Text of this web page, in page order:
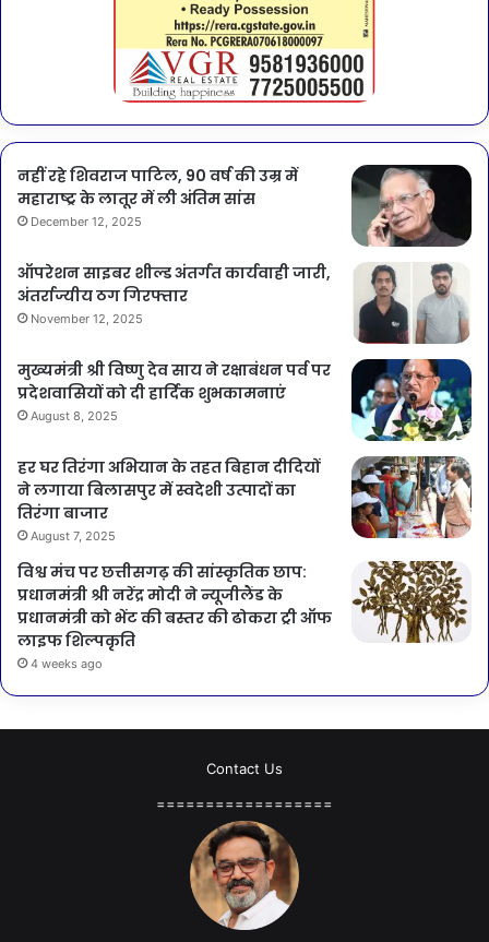
नहीं रहे शिवराज पाटिल, 90 वर्ष की उम्र में
महाराष्ट्र के लातूर में ली अंतिम सांस
December 12, 2025
ऑपरेशन साइबर शील्ड अंतर्गत कार्यवाही जारी,
अंतर्राज्यीय ठग गिरफ्तार
November 12, 2025
मुख्यमंत्री श्री विष्णु देव साय ने रक्षाबंधन पर्व पर
प्रदेशवासियों को दी हार्दिक शुभकामनाएं
August 8, 2025
हर घर तिरंगा अभियान के तहत बिहान दीदियों
ने लगाया बिलासपुर में स्वदेशी उत्पादों का
तिरंगा बाजार
August 7, 2025
विश्व मंच पर छत्तीसगढ़ की सांस्कृतिक छाप:
प्रधानमंत्री श्री नरेंद्र मोदी ने न्यूजीलैंड के
प्रधानमंत्री को भेंट की बस्तर की ढोकरा ट्री ऑफ
लाइफ शिल्पकृति
4 weeks ago
Contact Us
==================